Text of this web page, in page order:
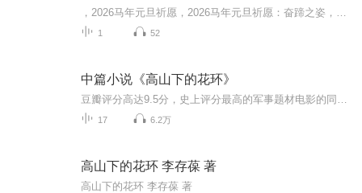
1 52
中篇小说《高山下的花环》
17 6.2万
高山下的花环 李存葆 著
高山下的花环 李存葆 著